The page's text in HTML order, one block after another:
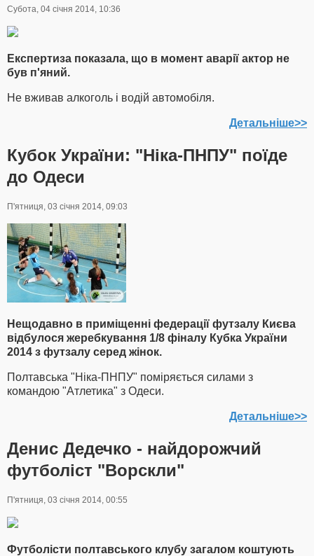
Субота, 04 січня 2014, 10:36
Експертиза показала, що в момент аварії актор не
був п'яний.
Не вживав алкоголь і водій автомобіля.
Детальніше>>
Кубок України: "Ніка-ПНПУ" поїде
до Одеси
П'ятниця, 03 січня 2014, 09:03
Нещодавно в приміщенні федерації футзалу Києва
відбулося жеребкування 1/8 фіналу Кубка України
2014 з футзалу серед жінок.
Полтавська "Ніка-ПНПУ" поміряється силами з
командою "Атлетика" з Одеси.
Детальніше>>
Денис Дедечко - найдорожчий
футболіст "Ворскли"
П'ятниця, 03 січня 2014, 00:55
Футболісти полтавського клубу загалом коштують